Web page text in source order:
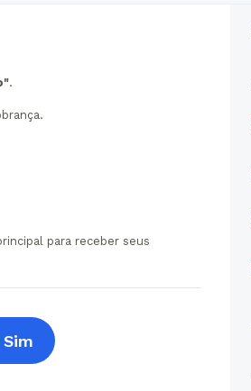
.
para receber seus
Sim